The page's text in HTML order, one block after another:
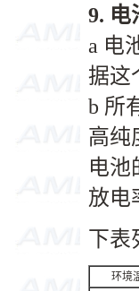
9. 电
a 电
据这
b 所
高纯
电池
放电
下表
环境